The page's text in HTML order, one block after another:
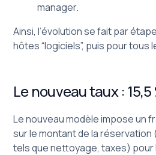
manager.
Ainsi, l’évolution se fait par
hôtes “logiciels”, puis pour tous
Le nouveau taux : 15,5
Le nouveau modèle impose un
sur le montant de la
tels que nettoyage, taxes) pour